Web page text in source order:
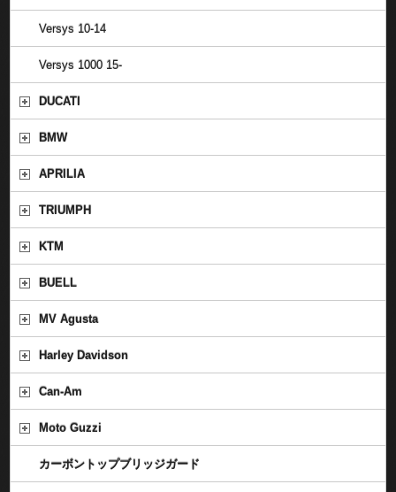
Versys 10-14
Versys 1000 15-
DUCATI
BMW
APRILIA
TRIUMPH
KTM
BUELL
MV Agusta
Harley Davidson
Can-Am
Moto Guzzi
カーボントップブリッジガード